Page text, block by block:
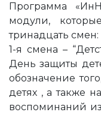
Программа
модули,
тринадцать смен:
1-я смена –
День защиты
обозначение
детях , а также
воспоминаний